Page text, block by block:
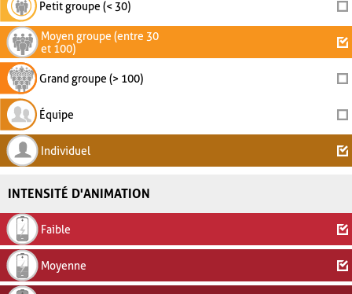
Petit groupe (< 30)
Moyen groupe (entre 30
et 100)
Grand groupe (> 100)
Équipe
Individuel
INTENSITÉ D'ANIMATION
Faible
Moyenne